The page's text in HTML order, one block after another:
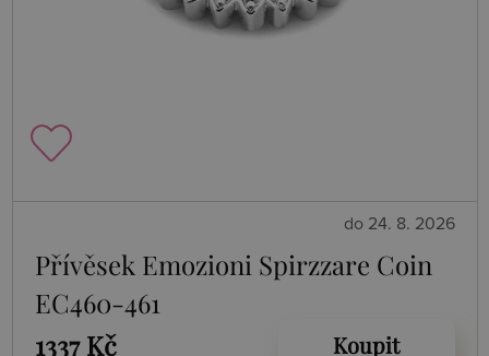
do 24. 8. 2026
Přívěsek Emozioni Spirzzare Coin
EC460-461
1337 Kč
Koupit